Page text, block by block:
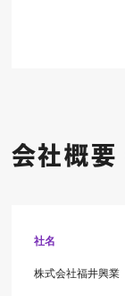
会社概要
社名
株式会社福井興業